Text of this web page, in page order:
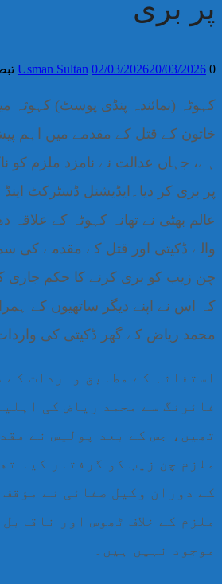
پر بری
Usman Sultan 02/03/202620/03/2026 0 تبصرے
کہوٹہ (نمائندہ پنڈی پوسٹ) کہوٹہ
خاتون کے قتل کے مقدمے میں اہم
ہے، جہاں عدالت نے نامزد ملزم کو
پر بری کر دیا۔ایڈیشنل ڈسٹرکٹ
عالم بھٹی نے تھانہ کہوٹہ کے علاقہ
والے ڈکیتی اور قتل کے مقدمے کی
چن زیب کو بری کرنے کا حکم جاری
کہ اس نے اپنے دیگر ساتھیوں کے
محمد ریاض کے گھر ڈکیتی کی
استغاثہ کے مطابق واردات کے
فائرنگ سے محمد ریاض کی
تھیں، جس کے بعد پولیس نے
ملزم چن زیب کو گرفتار کیا
کے دوران وکیل صفائی نے مؤقف
ملزم کے خلاف ٹھوس اور
موجود نہیں ہیں۔